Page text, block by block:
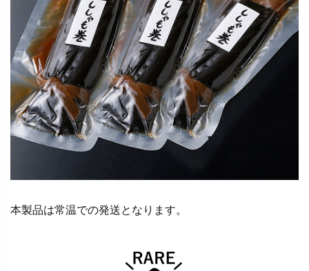
本製品は常温での発送となります。